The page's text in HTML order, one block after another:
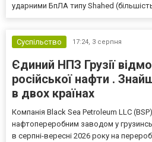
ударними БпЛА типу Shahed (більшість
Суспільство 17:24, 3 серпня
Єдиний НПЗ Грузії
російської нафти .
в двох країнах
Компанія Black Sea Petroleum LLC
нафтопереробним заводом у
в серпні-вересні 2026 року на